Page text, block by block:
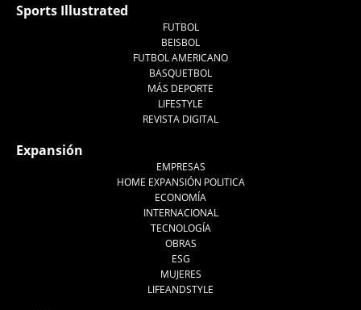
Sports Illustrated
FUTBOL
BEISBOL
FUTBOL AMERICANO
BASQUETBOL
MÁS DEPORTE
LIFESTYLE
REVISTA DIGITAL
Expansión
EMPRESAS
HOME EXPANSIÓN POLITICA
ECONOMÍA
INTERNACIONAL
TECNOLOGÍA
OBRAS
ESG
MUJERES
LIFEANDSTYLE